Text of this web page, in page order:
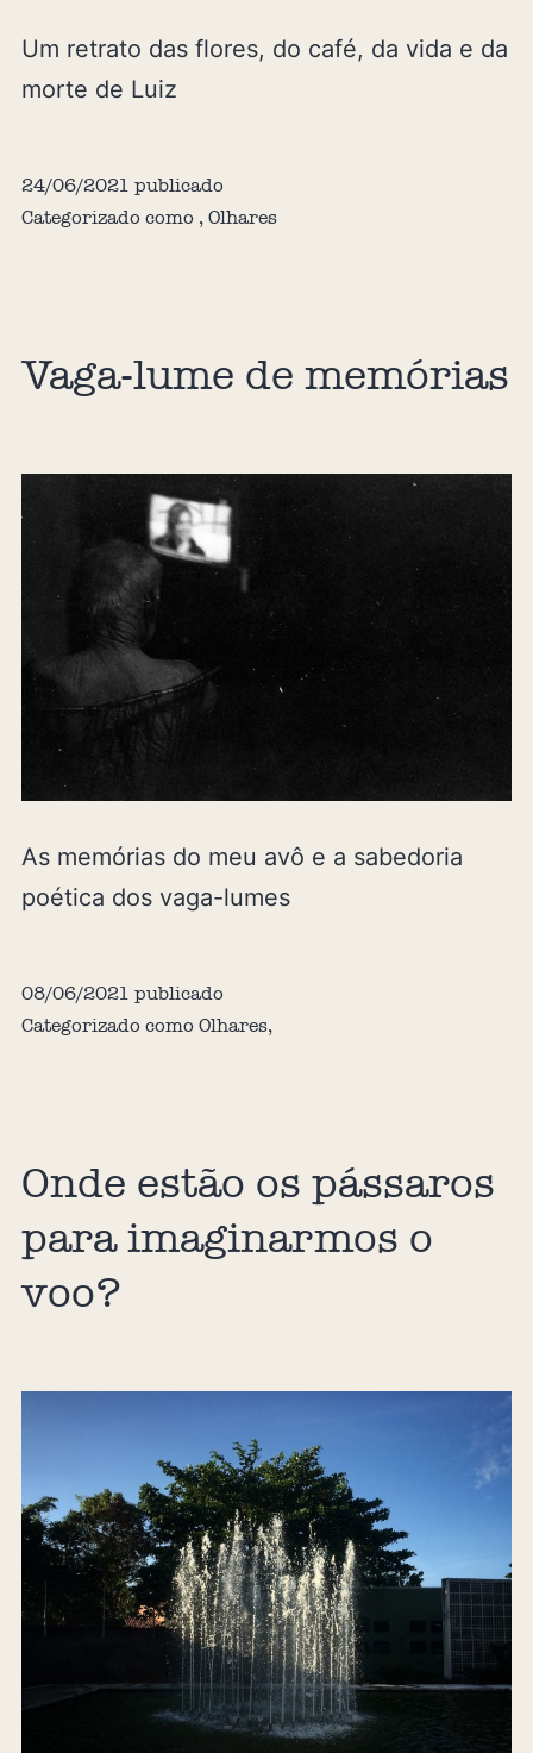
Um retrato das flores, do café, da vida e da
morte de Luiz
24/06/2021 publicado
Categorizado como , Olhares
Vaga-lume de memórias
As memórias do meu avô e a sabedoria
poética dos vaga-lumes
08/06/2021 publicado
Categorizado como Olhares,
Onde estão os pássaros
para imaginarmos o
voo?